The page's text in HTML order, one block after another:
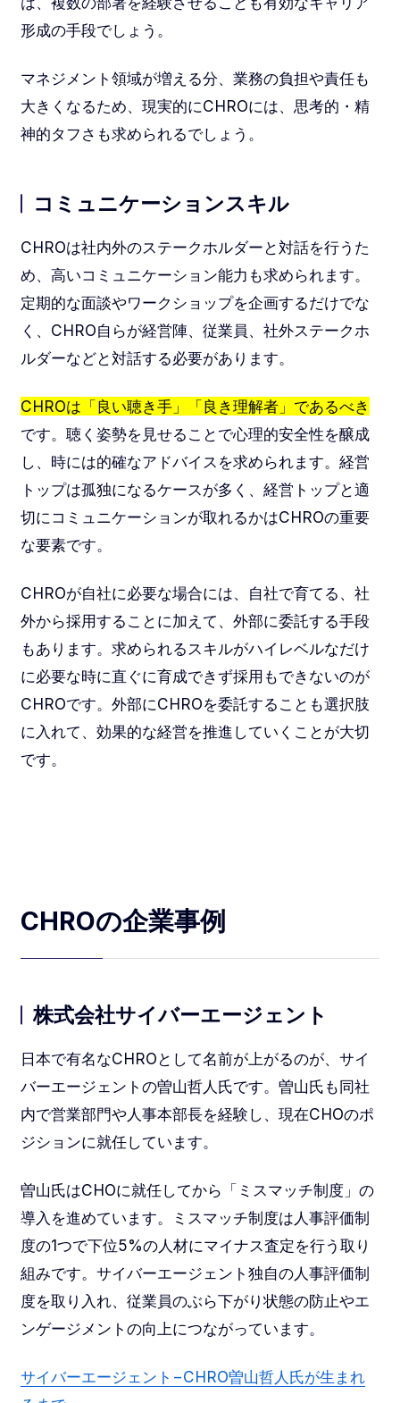
形成の手段でしょう。
マネジメント領域が増える分、業務の負担や責任も
大きくなるため、現実的にCHROには、思考的・精
神的タフさも求められるでしょう。
コミュニケーションスキル
CHROは社内外のステークホルダーと対話を行うた
め、高いコミュニケーション能力も求められます。
定期的な面談やワークショップを企画するだけでな
く、CHRO自らが経営陣、従業員、社外ステークホ
ルダーなどと対話する必要があります。
CHROは「良い聴き手」「良き理解者」であるべき
です。聴く姿勢を見せることで心理的安全性を醸成
し、時には的確なアドバイスを求められます。経営
トップは孤独になるケースが多く、経営トップと適
切にコミュニケーションが取れるかはCHROの重要
な要素です。
CHROが自社に必要な場合には、自社で育てる、社
外から採用することに加えて、外部に委託する手段
もあります。求められるスキルがハイレベルなだけ
に必要な時に直ぐに育成できず採用もできないのが
CHROです。外部にCHROを委託することも選択肢
に入れて、効果的な経営を推進していくことが大切
です。
CHROの企業事例
株式会社サイバーエージェント
日本で有名なCHROとして名前が上がるのが、サイ
バーエージェントの曽山哲人氏です。曽山氏も同社
内で営業部門や人事本部長を経験し、現在CHOのポ
ジションに就任しています。
曽山氏はCHOに就任してから「ミスマッチ制度」の
導入を進めています。ミスマッチ制度は人事評価制
度の1つで下位5%の人材にマイナス査定を行う取り
組みです。サイバーエージェント独自の人事評価制
度を取り入れ、従業員のぶら下がり状態の防止やエ
ンゲージメントの向上につながっています。
サイバーエージェント−CHRO曽山哲人氏が生まれ